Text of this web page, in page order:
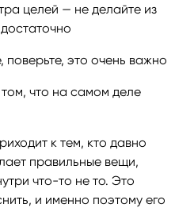
целей — не делайте из
поверьте, это очень важно
что на самом деле
к тем, кто давно
правильные вещи,
что-то не то. Это
и именно поэтому его